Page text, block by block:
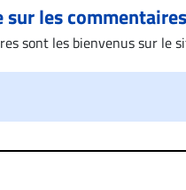
sur les commentaires
sont les bienvenus sur le
apparait légitime, le
commentaires pour